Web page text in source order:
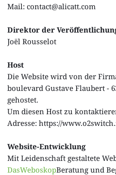
Mail: contact@alicatt.com
Direktor der
Joël Rousselot
Host
Die Website wird von der
boulevard Gustave Flaubert -
gehostet.
Um diesen Host zu
Adresse: https://
Website-Entwicklung
DasWeboskopBeratung und